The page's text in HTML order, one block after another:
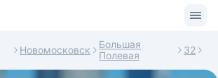
Новомосковск
Большая
Полевая
32